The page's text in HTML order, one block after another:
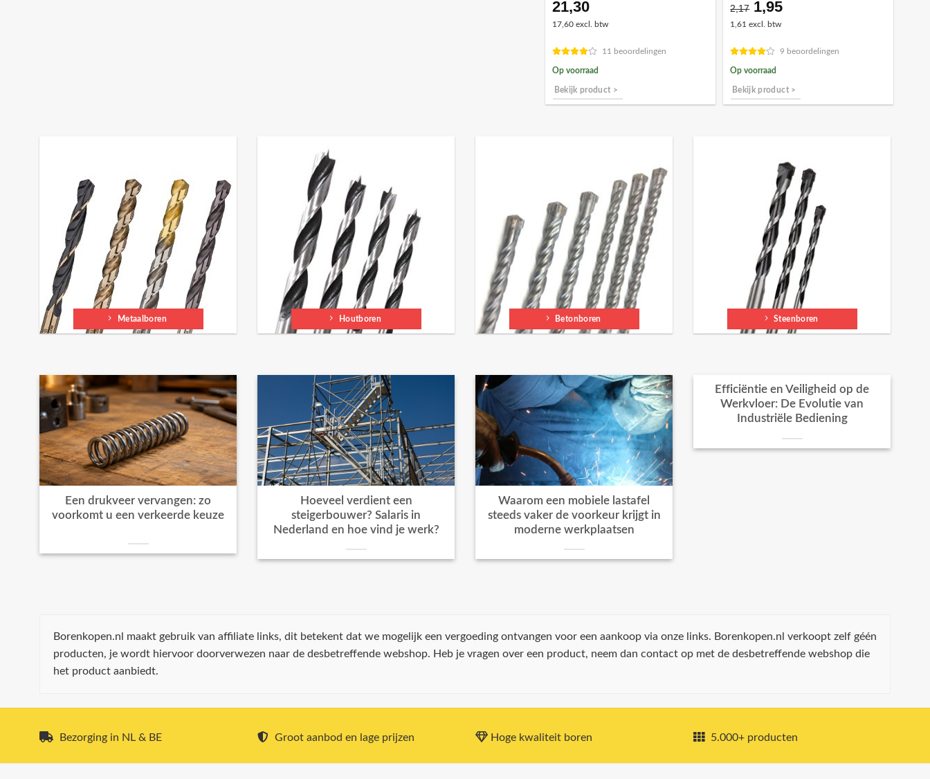
21,30
17,60 excl. btw
11 beoordelingen
Op voorraad
Bekijk product >
2,17 Oorspronkelijke
prijs
€2,17.
1,95Huidige
€1,95.
1,61 excl. btw
9 beoordelingen
Op voorraad
Bekijk product >
Metaalboren Houtboren Betonboren Steenboren
Een drukveer vervangen: zo
voorkomt u een verkeerde keuze
Hoeveel verdient een
steigerbouwer? Salaris in
Nederland en hoe vind je werk?
Waarom een mobiele lastafel
steeds vaker de voorkeur krijgt in
moderne werkplaatsen
Efficiëntie en Veiligheid op de
Werkvloer: De Evolutie van
Industriële Bediening
Borenkopen.nl maakt gebruik van affiliate links, dit betekent dat we mogelijk een vergoeding ontvangen voor een aankoop via onze links. Borenkopen.nl verkoopt zelf géén
producten, je wordt hiervoor doorverwezen naar de desbetreffende webshop. Heb je vragen over een product, neem dan contact op met de desbetreffende webshop die
het product aanbiedt.
Bezorging in NL & BE Groot aanbod en lage prijzen Hoge kwaliteit boren 5.000+ producten